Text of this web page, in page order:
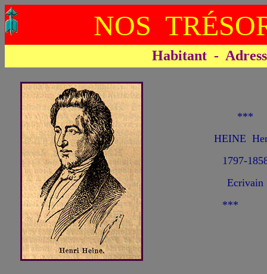
NOS
Habitant -
***
HEINE
1797-
Ecrivain
***